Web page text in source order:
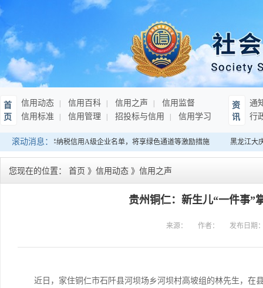
首
页
信用动态 信用百科 信用之声
信用监督
信用标准
信用管理 招投标与信用 信用学习
资
讯
通
行
滚动消息：
：发布连续10年纳税信用A级企业名单，将享绿色通道等激励措施 黑龙江大
您现在的位置： 首页 》 信用动态 》 信用之声
贵州铜仁：新生儿“一件事”
来源： 作者： 发布日期
近日，家住铜仁市石阡县河坝场乡河坝村高坡组的林先生，在